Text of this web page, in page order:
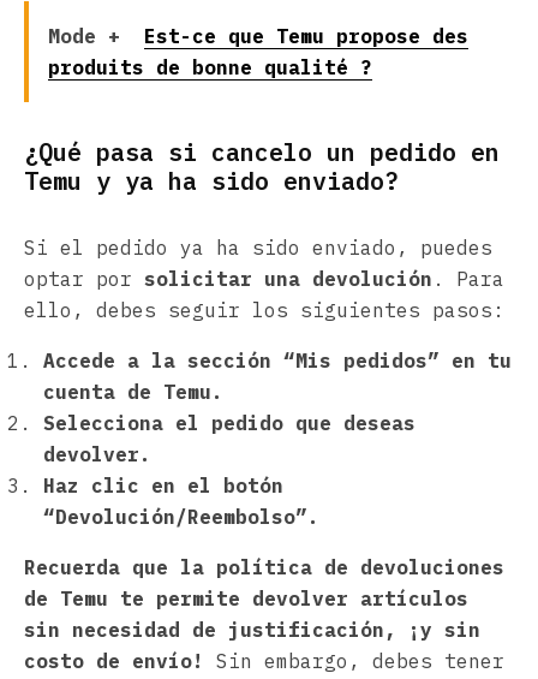
Mode +
Est-ce que Temu propose des
produits de bonne qualité ?
¿Qué pasa si cancelo un pedido en
Temu y ya ha sido enviado?
Si el pedido ya ha sido enviado, puedes
optar por solicitar una devolución . Para
ello, debes seguir los siguientes pasos:
Accede a la sección “Mis pedidos” en tu
cuenta de Temu.
Selecciona el pedido que deseas
devolver.
Haz clic en el botón
“Devolución/Reembolso”.
Recuerda que la política de devoluciones
de Temu te permite devolver artículos
sin necesidad de justificación, ¡y sin
costo de envío!
Sin embargo, debes tener